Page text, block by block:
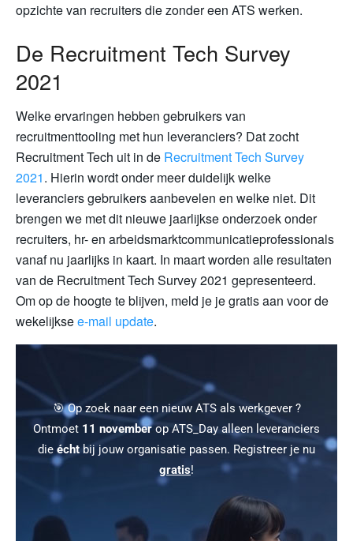
opzichte van recruiters die zonder een ATS werken.
De Recruitment Tech Survey
2021
Welke ervaringen hebben gebruikers van
recruitmenttooling met hun leveranciers? Dat zocht
Recruitment Tech uit in de Recruitment Tech Survey
2021. Hierin wordt onder meer duidelijk welke
leveranciers gebruikers aanbevelen en welke niet. Dit
brengen we met dit nieuwe jaarlijkse onderzoek onder
recruiters, hr- en arbeidsmarktcommunicatieprofessionals
vanaf nu jaarlijks in kaart. In maart worden alle resultaten
van de Recruitment Tech Survey 2021 gepresenteerd.
Om op de hoogte te blijven, meld je je gratis aan voor de
wekelijksee-mail update.
🎯 Op zoek naar een nieuw ATS als werkgever ?
Ontmoet 11 novemberop ATS_Day alleen leveranciers
die écht bij jouw organisatie passen. Registreer je nu
gratis!